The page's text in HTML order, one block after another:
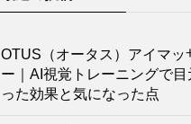
OTUS（オータス）アイマッ
ー｜AI視覚トレーニングで
った効果と気になった点